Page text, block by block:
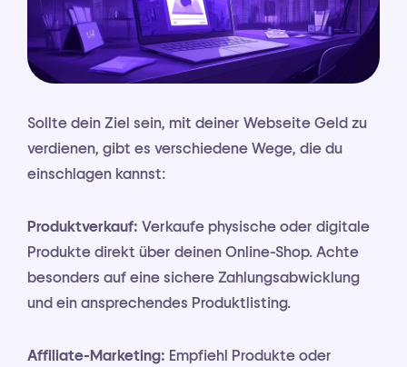
Sollte dein Ziel sein, mit deiner Webseite Geld zu
verdienen, gibt es verschiedene Wege, die du
einschlagen kannst:
Produktverkauf: Verkaufe physische oder digitale
Produkte direkt über deinen Online-Shop. Achte
besonders auf eine sichere Zahlungsabwicklung
und ein ansprechendes Produktlisting.
Affiliate-Marketing: Empfiehl Produkte oder